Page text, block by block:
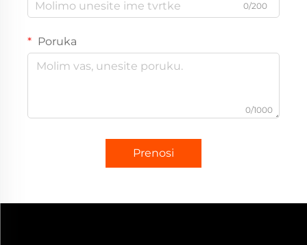
0/200
Poruka
0/1000
Prenosi